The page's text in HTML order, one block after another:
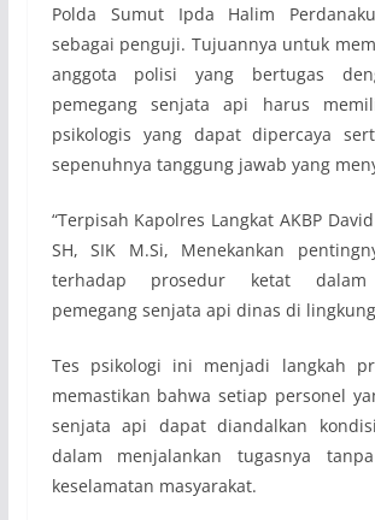
Polda Sumut Ipda Halim
sebagai penguji. Tujuannya untuk
anggota polisi yang bertugas
pemegang senjata api harus
psikologis yang dapat dipercaya
sepenuhnya tanggung jawab yang
“Terpisah Kapolres Langkat AKBP
SH, SIK M.Si, Menekankan
terhadap prosedur ketat dalam
pemegang senjata api dinas di
Tes psikologi ini menjadi langkah
memastikan bahwa setiap personel
senjata api dapat diandalkan
dalam menjalankan tugasnya
keselamatan masyarakat.